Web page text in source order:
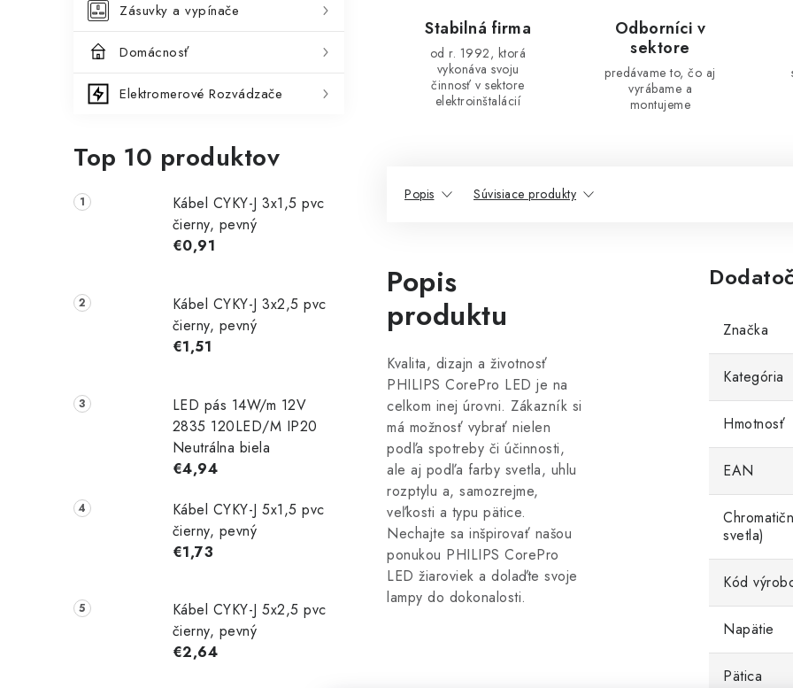
Zásuvky a vypínače
Domácnosť
Elektromerové Rozvádzače
Top 10 produktov
Kábel CYKY-J 3x1,5 pvc
čierny, pevný
€0,91
Kábel CYKY-J 3x2,5 pvc
čierny, pevný
€1,51
LED pás 14W/m 12V
2835 120LED/M IP20
Neutrálna biela
€4,94
Kábel CYKY-J 5x1,5 pvc
čierny, pevný
€1,73
Kábel CYKY-J 5x2,5 pvc
čierny, pevný
€2,64
Stabilná firma
od r. 1992, ktorá
vykonáva svoju
činnosť v sektore
elektroinštalácií
Odborníci v
sektore
predávame to, čo aj
vyrábame a
montujeme
Popis Súvisiace produkty
Popis
produktu
Kvalita, dizajn a životnosť
PHILIPS CorePro LED je na
celkom inej úrovni. Zákazník si
má možnosť vybrať nielen
podľa spotreby či účinnosti,
ale aj podľa farby svetla, uhlu
rozptylu a, samozrejme,
veľkosti a typu pätice.
Nechajte sa inšpirovať našou
ponukou PHILIPS CorePro
LED žiaroviek a dolaďte svoje
lampy do dokonalosti.
Značka
Kategória
Hmotnosť
EAN
svetla)
Kód
Napätie
Pätica